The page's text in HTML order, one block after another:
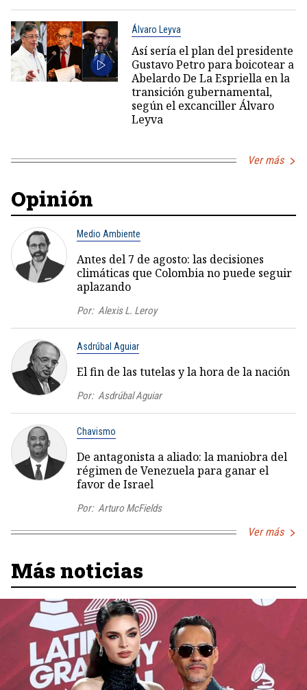
Álvaro Leyva
Así sería el plan del presidente
Gustavo Petro para boicotear a
Abelardo De La Espriella en la
transición gubernamental,
según el excanciller Álvaro
Leyva
Ver más
Opinión
Medio Ambiente
Antes del 7 de agosto: las decisiones
climáticas que Colombia no puede seguir
aplazando
Por: Alexis L. Leroy
Asdrúbal Aguiar
El fin de las tutelas y la hora de la nación
Por: Asdrúbal Aguiar
Chavismo
De antagonista a aliado: la maniobra del
régimen de Venezuela para ganar el
favor de Israel
Por: Arturo McFields
Ver más
Más noticias